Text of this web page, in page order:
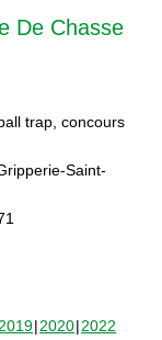
De Chasse
trap, concours
Saint-
2019 2020 2022